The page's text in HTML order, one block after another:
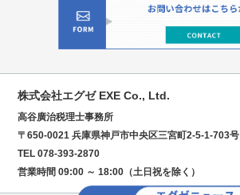
株式会社エグゼ EXE Co., Ltd.
高谷廣治税理士事務所
〒650-0021 兵庫県神戸市中央区三宮町2-5-1-703号
TEL 078-393-2870
営業時間 09:00 ～ 18:00（土日祝を除く）